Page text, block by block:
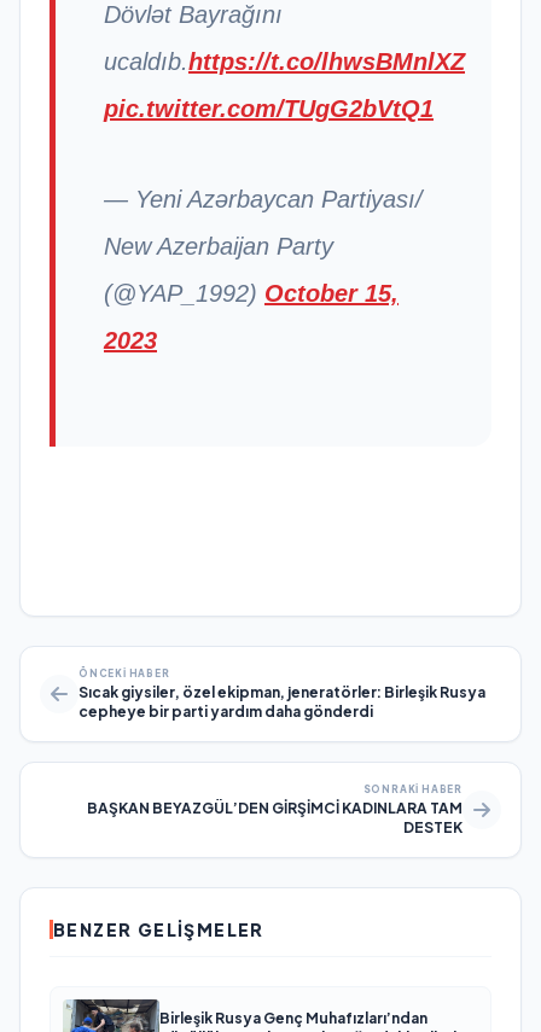
Dövlət Bayrağını
ucaldıb.https://t.co/lhwsBMnlXZ
pic.twitter.com/TUgG2bVtQ1
— Yeni Azərbaycan Partiyası/
New Azerbaijan Party
(@YAP_1992) October 15,
2023
ÖNCEKI HABER
Sıcak giysiler, özel ekipman, jeneratörler: Birleşik Rusya
cepheye bir parti yardım daha gönderdi
SONRAKI HABER
BAŞKAN BEYAZGÜL’DEN GİRŞİMCİ KADINLARA TAM
DESTEK
BENZER GELIŞMELER
Birleşik Rusya Genç Muhafızları’ndan